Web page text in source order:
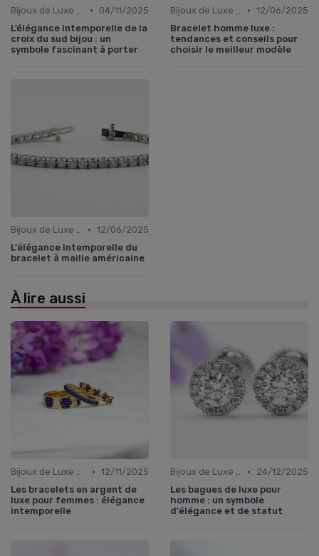
Bijoux de Luxe pour Femmes •
04/11/2025
L’élégance intemporelle de la
croix du sud bijou : un
symbole fascinant à porter
Bijoux de Luxe pour Hommes • 12/06/2025
Bracelet homme luxe :
tendances et conseils pour
choisir le meilleur modèle
Bijoux de Luxe pour Femmes • 12/06/2025
L'élégance intemporelle du
bracelet à maille américaine
À lire aussi
Bijoux de Luxe pour Femmes • 12/11/2025
Les bracelets en argent de
luxe pour femmes : élégance
intemporelle
Bijoux de Luxe pour Hommes •
24/12/2025
Les bagues de luxe pour
homme : un symbole
d'élégance et de statut